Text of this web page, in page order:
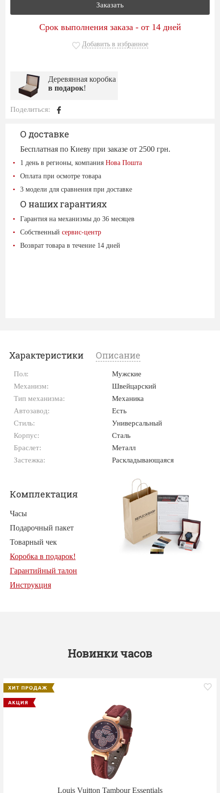
Заказать
Срок выполнения заказа - от 14 дней
Добавить в избранное
Деревянная коробка
в подарок!
Поделиться:
О доставке
Бесплатная по Киеву при заказе от 2500 грн.
1 день в регионы, компанияНова Пошта
Оплата при осмотре товара
3 модели для сравнения при доставке
О наших гарантиях
Гарантия на механизмы до 36 месяцев
Собственныйсервис-центр
Возврат товара в течение 14 дней
Характеристики Описание
Пол:
Мужские
Механизм:
Швейцарский
Тип механизма:
Механика
Автозавод:
Есть
Стиль:
Универсальный
Корпус:
Сталь
Браслет:
Металл
Застежка:
Раскладывающаяся
Комплектация
Часы
Подарочный пакет
Товарный чек
Коробка в подарок!
Гарантийный талон
Инструкция
Новинки часов
Louis Vuitton Tambour Essentials